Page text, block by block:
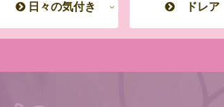
日々の気付き ドレア